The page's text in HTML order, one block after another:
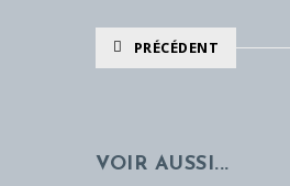
PRÉCÉDENT
VOIR AUSSI...